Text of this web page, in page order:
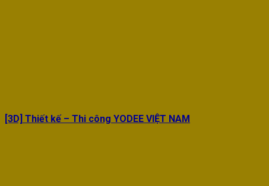
[3D] Thiết kế – Thi công YODEE VIỆT NAM